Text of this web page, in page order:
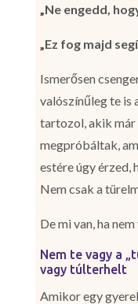
„Ne engedd,
„Ez fog majd
Ismerősen
valószínűleg te is
tartozol, akik
megpróbáltak,
estére úgy érzed,
Nem csak a
De mi van, ha
Nem te vagy a
vagy túlterhelt
Amikor egy